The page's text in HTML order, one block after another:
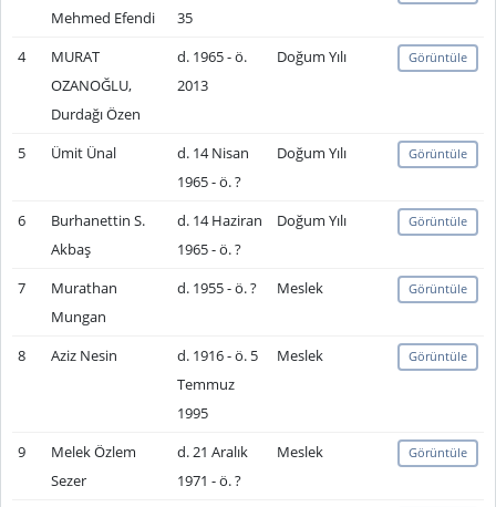
Mehmed Efendi
35
4
MURAT
OZANOĞLU,
Durdağı Özen
d. 1965 - ö.
2013
Doğum Yılı Görüntüle
5 Ümit Ünal
d. 14 Nisan
1965 - ö. ?
Doğum Yılı Görüntüle
6
Burhanettin S.
Akbaş
d. 14 Haziran
1965 - ö. ?
Doğum Yılı Görüntüle
7
Murathan
Mungan
d. 1955 - ö. ? Meslek Görüntüle
8 Aziz Nesin
d. 1916 - ö. 5
Temmuz
1995
Meslek Görüntüle
9
Melek Özlem
Sezer
d. 21 Aralık
1971 - ö. ?
Meslek Görüntüle